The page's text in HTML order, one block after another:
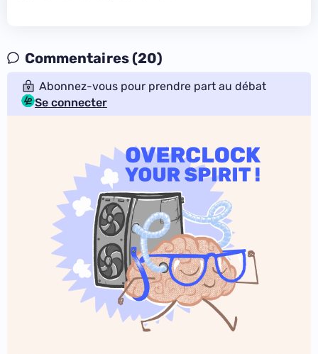
Commentaires (20)
Abonnez-vous pour prendre part au débat
Se connecter